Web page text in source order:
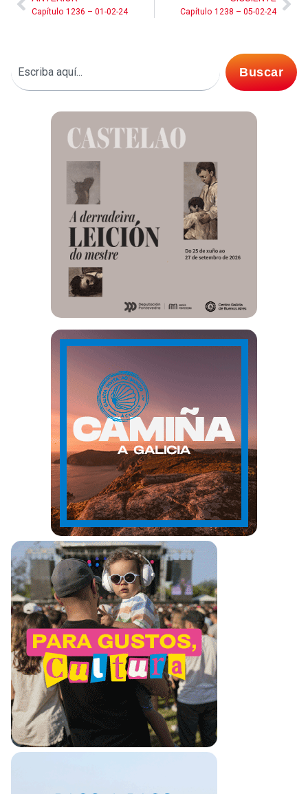
Capítulo 1236 – 01-02-24 Capítulo 1238 – 05-02-24
Buscar